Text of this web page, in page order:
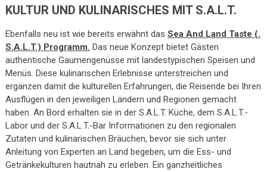
KULTUR UND KULINARISCHES MIT S.A.L.T.
Ebenfalls neu ist wie bereits erwähnt das Sea And Land Taste (.
S.A.L.T.) Programm. Das neue Konzept bietet Gästen
authentische Gaumengenüsse mit landestypischen Speisen und
Menüs. Diese kulinarischen Erlebnisse unterstreichen und
ergänzen damit die kulturellen Erfahrungen, die Reisende bei Ihren
Ausflügen in den jeweiligen Ländern und Regionen gemacht
haben. An Bord erhalten sie in der S.A.L.T. Küche, dem S.A.L.T.-
Labor und der S.A.L.T.-Bar Informationen zu den regionalen
Zutaten und kulinarischen Bräuchen, bevor sie sich unter
Anleitung von Experten an Land begeben, um die Ess- und
Getränkekulturen hautnah zu erleben. Ein ganzheitliches